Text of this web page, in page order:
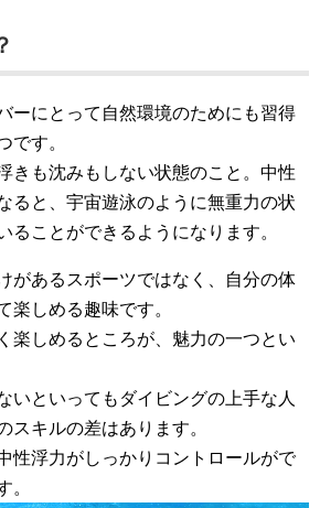
ーにとって自然環境のためにも習得
です。
きも沈みもしない状態のこと。中性
ると、宇宙遊泳のように無重力の状
ることができるようになります。
があるスポーツではなく、自分の体
楽しめる趣味です。
楽しめるところが、魅力の一つとい
いといってもダイビングの上手な人
スキルの差はあります。
性浮力がしっかりコントロールがで
。